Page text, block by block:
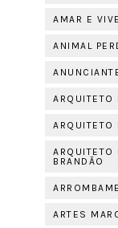
AMAR E
ANIMAL
ARQUITETO
ARQUITETO
ARQUITETO
BRANDÃO
ARTES